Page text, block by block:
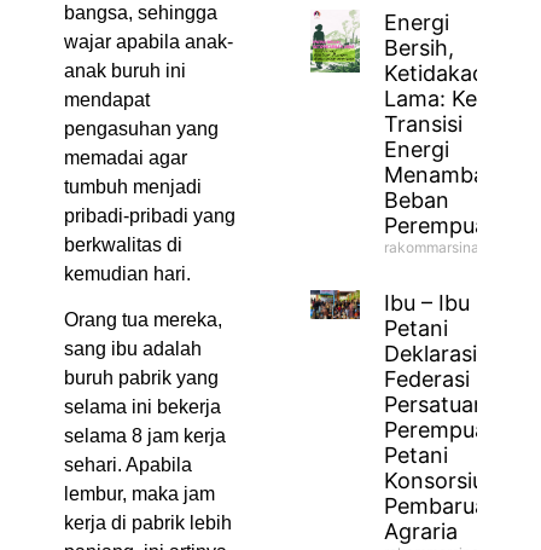
bangsa, sehingga
wajar apabila anak-
anak buruh ini
mendapat
pengasuhan yang
memadai agar
tumbuh menjadi
pribadi-pribadi yang
berkwalitas di
kemudian hari.
Orang tua mereka,
sang ibu adalah
buruh pabrik yang
selama ini bekerja
selama 8 jam kerja
sehari. Apabila
lembur, maka jam
kerja di pabrik lebih
Energi
Bersih,
Ketidakadilan
Lama: Ketika
Transisi
Energi
Menambah
Beban
Perempuan
rakommarsinahfm
Ibu – Ibu
Petani
Deklarasikan
Federasi
Persatuan
Perempuan
Petani
Konsorsium
Pembaruan
Agraria